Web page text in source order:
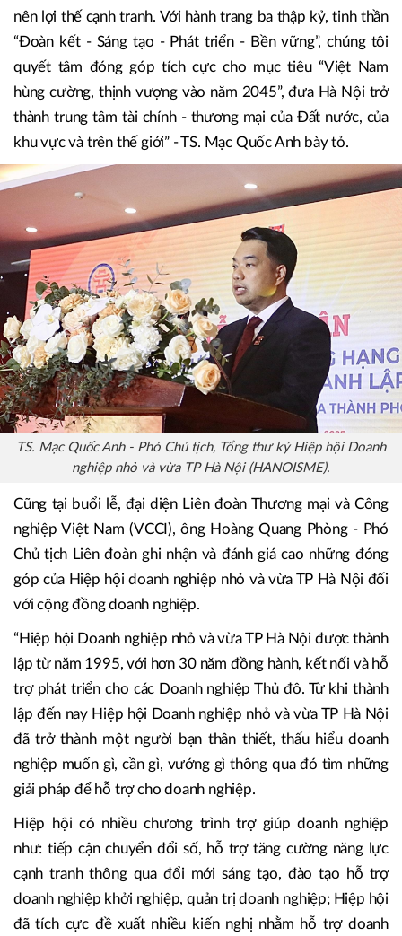
chuyển đổi xanh, liên kết khu vực và toàn cầu mở ra cơ hội
song hành với thách thức. Chặng đường phía trước yêu
cầu doanh nghiệp nhỏ và vừa, doanh nghiệp tư nhân nâng
cao năng lực quản trị, đổi mới công nghệ, chuẩn hoá ESG,
gìn giữ bản sắc văn hoá Việt, nguồn lực tinh thần vô giá làm
nên lợi thế cạnh tranh. Với hành trang ba thập kỷ, tinh thần
“Đoàn kết - Sáng tạo - Phát triển - Bền vững”, chúng tôi
quyết tâm đóng góp tích cực cho mục tiêu “Việt Nam
hùng cường, thịnh vượng vào năm 2045”, đưa Hà Nội trở
thành trung tâm tài chính - thương mại của Đất nước, của
khu vực và trên thế giới” - TS. Mạc Quốc Anh bày tỏ.
TS. Mạc Quốc Anh - Phó Chủ tịch, Tổng thư ký Hiệp hội Doanh
nghiệp nhỏ và vừa TP Hà Nội (HANOISME).
nghiệp Việt Nam (VCCI), ông Hoàng Quang Phòng - Phó
Chủ tịch Liên đoàn ghi nhận và đánh giá cao những đóng
góp của Hiệp hội doanh nghiệp nhỏ và vừa TP Hà Nội đối
với cộng đồng doanh nghiệp.
“Hiệp hội Doanh nghiệp nhỏ và vừa TP Hà Nội được thành
lập từ năm 1995, với hơn 30 năm đồng hành, kết nối và hỗ
lập đến nay Hiệp hội Doanh nghiệp nhỏ và vừa TP Hà Nội
đã trở thành một người bạn thân thiết, thấu hiểu doanh
nghiệp muốn gì, cần gì, vướng gì thông qua đó tìm những
giải pháp để hỗ trợ cho doanh nghiệp.